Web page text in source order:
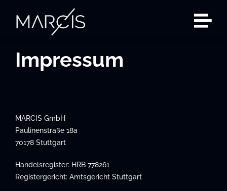
Inhalt
springen
Impressum
MARCIS GmbH
Paulinenstraße 18a
70178 Stuttgart
Handelsregister: HRB 778261
Registergericht: Amtsgericht Stuttgart